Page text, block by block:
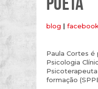
blog |
Paula Cortes
Psicologia
formação